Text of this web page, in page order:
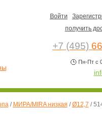
/ МИРА/MIRA низкая /Ø12,7 /
Войти
получить
+7 (495)
Пн-Пт с